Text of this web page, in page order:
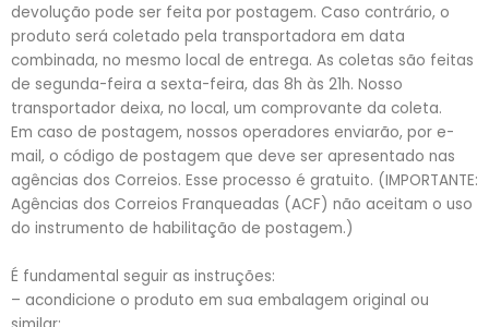
devolução pode ser feita por postagem. Caso contrário, o
produto será coletado pela transportadora em data
combinada, no mesmo local de entrega. As coletas são feitas
de segunda-feira a sexta-feira, das 8h às 21h. Nosso
transportador deixa, no local, um comprovante da coleta.
Em caso de postagem, nossos operadores enviarão, por e-
mail, o código de postagem que deve ser apresentado nas
agências dos Correios. Esse processo é gratuito. (IMPORTANTE:
Agências dos Correios Franqueadas (ACF) não aceitam o uso
do instrumento de habilitação de postagem.)
É fundamental seguir as instruções:
– acondicione o produto em sua embalagem original ou